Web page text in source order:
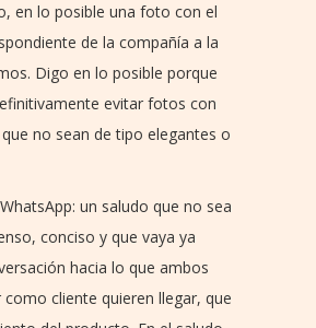
en lo posible una foto con el
de la compañía a la
Digo en lo posible porque
evitar fotos con
no sean de tipo elegantes o
un saludo que no sea
conciso y que vaya ya
hacia lo que ambos
cliente quieren llegar, que